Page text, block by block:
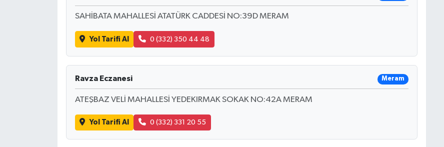
SAHİBATA MAHALLESİ ATATÜRK CADDESİ NO:39D MERAM
Yol Tarifi Al 0 (332) 350 44 48
Ravza Eczanesi Meram
ATEŞBAZ VELİ MAHALLESİ YEDEKIRMAK SOKAK NO:42A MERAM
Yol Tarifi Al 0 (332) 331 20 55